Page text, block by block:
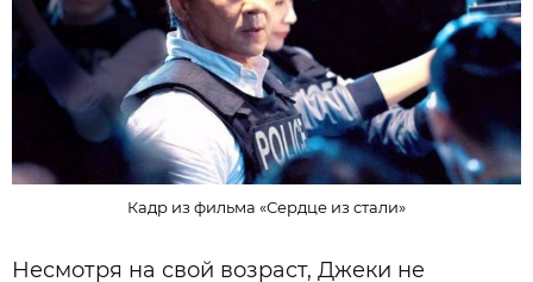
Кадр из фильма «Сердце из стали»
Несмотря на свой возраст, Джеки не